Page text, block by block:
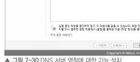
▲ 그림 7-30DNS 서버 역할에 대한 기능 설치